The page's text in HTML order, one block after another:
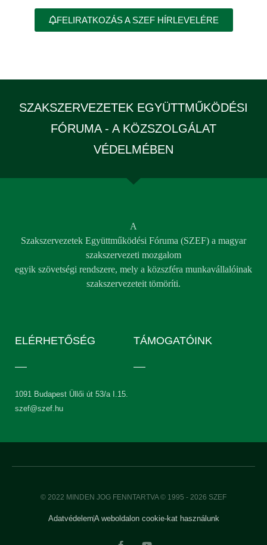
FELIRATKOZÁS A SZEF HÍRLEVELÉRE
SZAKSZERVEZETEK EGYÜTTMŰKÖDÉSI
FÓRUMA - A KÖZSZOLGÁLAT
VÉDELMÉBEN
A
Szakszervezetek Együttműködési Fóruma (SZEF) a magyar
szakszervezeti mozgalom
egyik szövetségi rendszere, mely a közszféra munkavállalóinak
szakszervezeteit tömöríti.
ELÉRHETŐSÉG
1091 Budapest Üllői út 53/a I.15.
szef@szef.hu
TÁMOGATÓINK
© 2022 MINDEN JOG FENNTARTVA © 1995 - 2026 SZEF
AdatvédelemA weboldalon cookie-kat használunk